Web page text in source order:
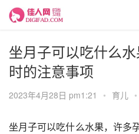
坐月子可以吃什么
时的注意事项
2023年4月28日 pm1:21 • 育儿 •
坐月子可以吃什么水果，许多